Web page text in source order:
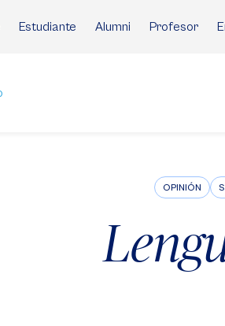
Estudiante Alumni Profesor
OPINIÓN